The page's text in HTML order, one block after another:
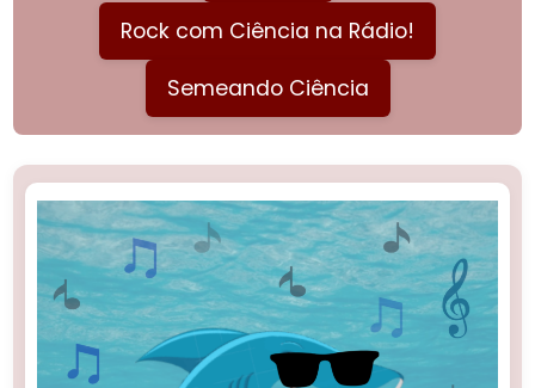
Rock com Ciência na Rádio!
Semeando Ciência